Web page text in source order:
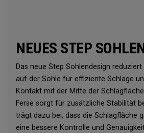
NEUES STEP
Das neue Step Sohlendesign
auf der Sohle für effiziente Schläge
Kontakt mit der Mitte der
Ferse sorgt für zusätzliche Stabilität
trägt dazu bei, dass die Schlagfläche
eine bessere Kontrolle und